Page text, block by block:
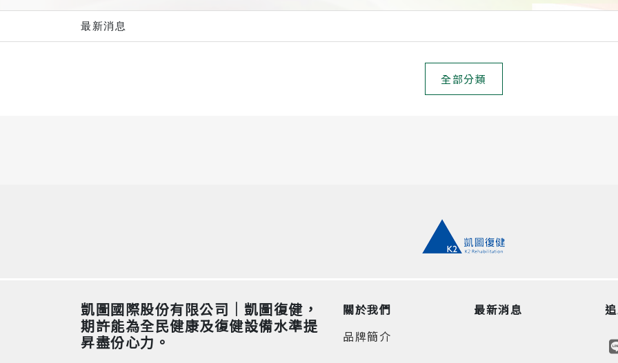
最新消息
全部分類
凱圖國際股份有限公司｜凱圖復健，
期許能為全民健康及復健設備水準提
昇盡份心力。
關於我們
品牌簡介
最新消息